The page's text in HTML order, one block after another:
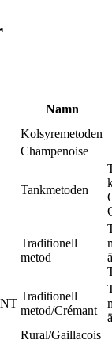
Namn
Kolsyremetoden
Champenoise
Tankmetoden
Traditionell
metod
Traditionell
metod/Crémant
Rural/Gaillacois